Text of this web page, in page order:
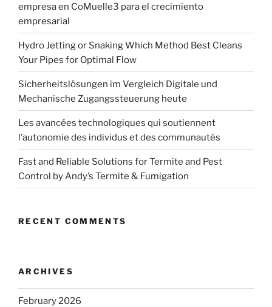
empresa en CoMuelle3 para el crecimiento
empresarial
Hydro Jetting or Snaking Which Method Best Cleans
Your Pipes for Optimal Flow
Sicherheitslösungen im Vergleich Digitale und
Mechanische Zugangssteuerung heute
Les avancées technologiques qui soutiennent
l’autonomie des individus et des communautés
Fast and Reliable Solutions for Termite and Pest
Control by Andy’s Termite & Fumigation
RECENT COMMENTS
ARCHIVES
February 2026